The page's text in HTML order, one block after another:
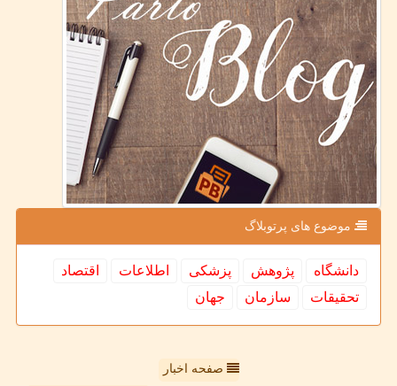
موضوع های پرتوبلاگ
دانشگاه پژوهش پزشكی اطلاعات
اقتصاد
تحقیقات
سازمان جهان
صفحه اخبار